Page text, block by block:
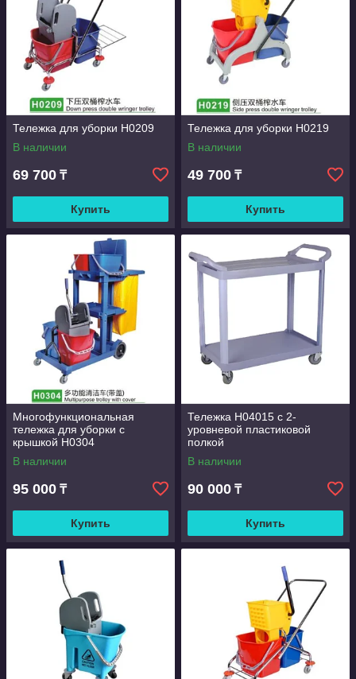
Тележка для уборки Н0209
В наличии
69 700 ₸
Купить
Тележка для уборки Н0219
В наличии
49 700 ₸
Купить
Многофункциональная
тележка для уборки с
крышкой Н0304
В наличии
95 000 ₸
Купить
Тележка H04015 с 2-
уровневой пластиковой
полкой
В наличии
90 000 ₸
Купить